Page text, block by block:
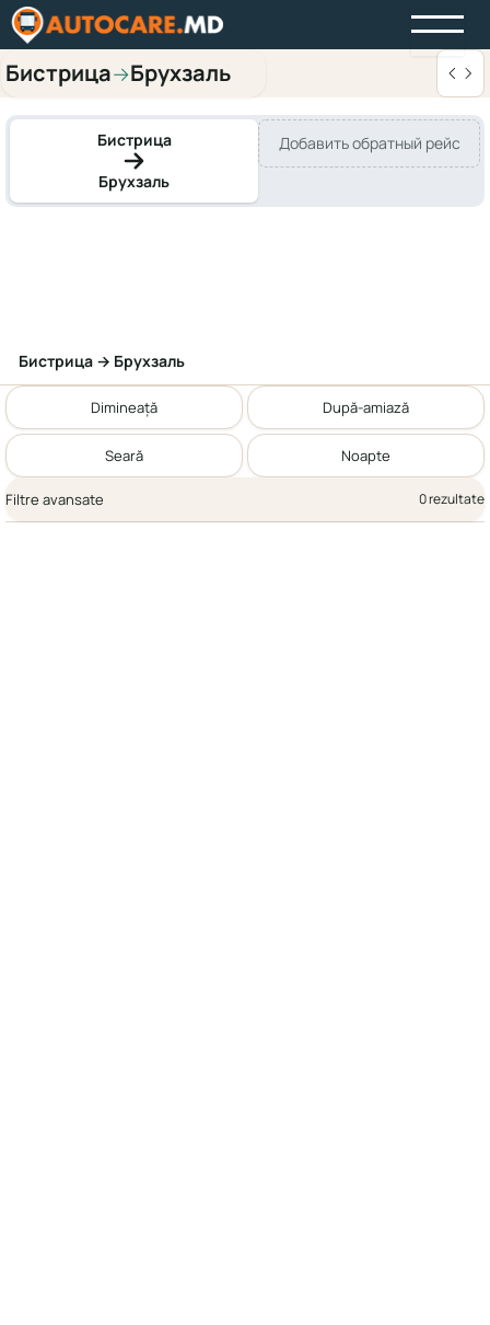
Бистрица→Брухзаль
Бистрица
Брухзаль
Добавить обратный рейс
Бистрица → Брухзаль
Dimineață După-amiază
Seară Noapte
Filtre avansate 0 rezultate